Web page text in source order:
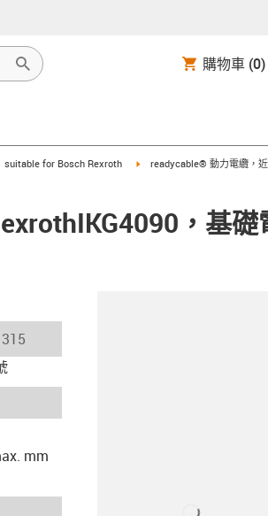
購物車 (0)
icon-arrow-right
suitable for Bosch Rexroth igus-icon-arrow-right
readycable® 動力電纜，
，基礎
mm